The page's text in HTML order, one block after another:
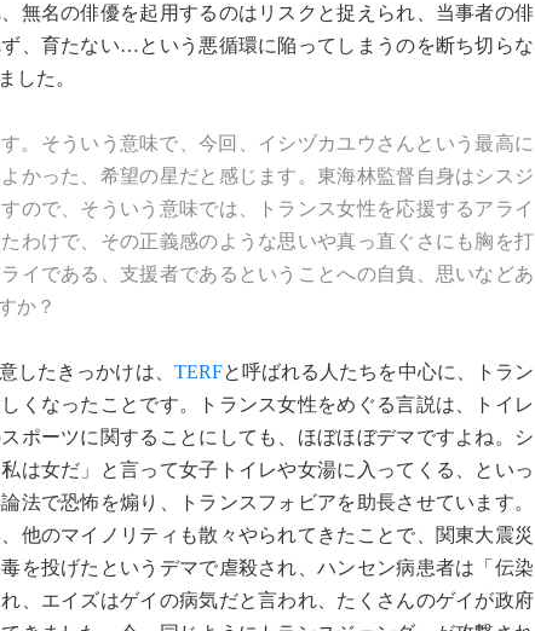
無名の俳優を起用するのはリスクと捉えられ、当事者の俳
、育たない…という悪循環に陥ってしまうのを断ち切らな
した。
そういう意味で、今回、イシヅカユウさんという最高に
かった、希望の星だと感じます。東海林監督自身はシスジ
ので、そういう意味では、トランス女性を応援するアライ
わけで、その正義感のような思いや真っ直ぐさにも胸を打
イである、支援者であるということへの自負、思いなどあ
か？
したきっかけは、 TERFと呼ばれる人たちを中心に、トラン
くなったことです。トランス女性をめぐる言説は、トイレ
ポーツに関することにしても、ほぼほぼデマですよね。シ
は女だ」と言って女子トイレや女湯に入ってくる、といっ
法で恐怖を煽り、トランスフォビアを助長させています。
他のマイノリティも散々やられてきたことで、関東大震災
を投げたというデマで虐殺され、ハンセン病患者は「伝染
、エイズはゲイの病気だと言われ、たくさんのゲイが政府